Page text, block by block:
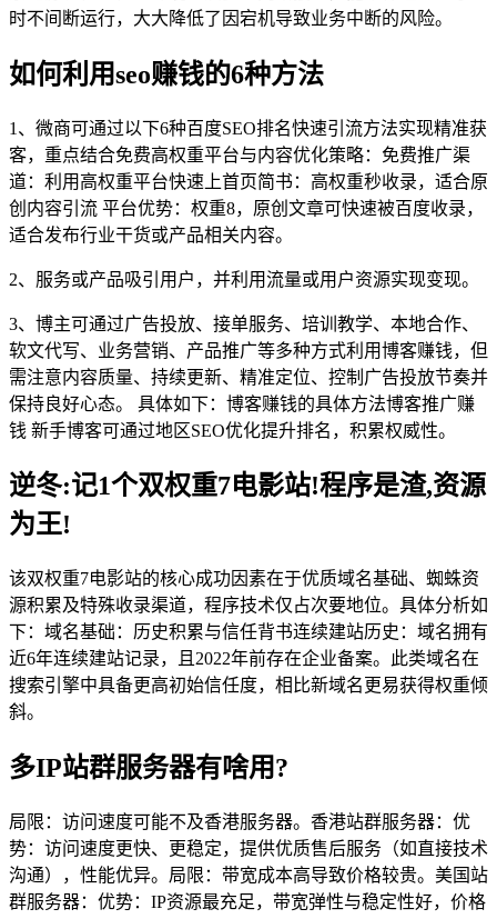
时不间断运行，大大降低了因宕机导致业务中断的风险。
如何利用seo赚钱的6种方法
1、微商可通过以下6种百度SEO排名快速引流方法实现精准获
客，重点结合免费高权重平台与内容优化策略：免费推广渠
道：利用高权重平台快速上首页简书：高权重秒收录，适合原
创内容引流 平台优势：权重8，原创文章可快速被百度收录，
适合发布行业干货或产品相关内容。
2、服务或产品吸引用户，并利用流量或用户资源实现变现。
3、博主可通过广告投放、接单服务、培训教学、本地合作、
软文代写、业务营销、产品推广等多种方式利用博客赚钱，但
需注意内容质量、持续更新、精准定位、控制广告投放节奏并
保持良好心态。 具体如下：博客赚钱的具体方法博客推广赚
钱 新手博客可通过地区SEO优化提升排名，积累权威性。
逆冬:记1个双权重7电影站!程序是渣,资源
为王!
该双权重7电影站的核心成功因素在于优质域名基础、蜘蛛资
源积累及特殊收录渠道，程序技术仅占次要地位。具体分析如
下：域名基础：历史积累与信任背书连续建站历史：域名拥有
近6年连续建站记录，且2022年前存在企业备案。此类域名在
搜索引擎中具备更高初始信任度，相比新域名更易获得权重倾
斜。
多IP站群服务器有啥用?
局限：访问速度可能不及香港服务器。香港站群服务器：优
势：访问速度更快、更稳定，提供优质售后服务（如直接技术
沟通），性能优异。局限：带宽成本高导致价格较贵。美国站
群服务器：优势：IP资源最充足，带宽弹性与稳定性好，价格